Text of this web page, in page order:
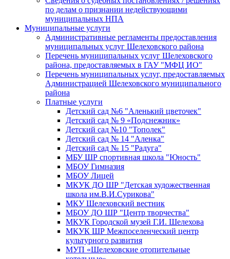
по делам о признании недействующими
муниципальных НПА
Муниципальные услуги
Административные регламенты предоставления
муниципальных услуг Шелеховского района
Перечень муниципальных услуг Шелеховского
района, предоставляемых в ГАУ "МФЦ ИО"
Перечень муниципальных услуг, предоставляемых
Администрацией Шелеховского муниципального
района
Платные услуги
Детский сад №6 "Аленький цветочек"
Детский сад № 9 «Подснежник»
Детский сад №10 "Тополек"
Детский сад № 14 "Аленка"
Детский сад № 15 "Радуга"
МБУ ШР спортивная школа "Юность"
МБОУ Гимназия
МБОУ Лицей
МКУК ДО ШР "Детская художественная
школа им.В.И.Сурикова"
МКУ Шелеховский вестник
МБОУ ДО ШР "Центр творчества"
МКУК Городской музей Г.И. Шелехова
МКУК ШР Межпоселенческий центр
культурного развития
МУП «Шелеховские отопительные